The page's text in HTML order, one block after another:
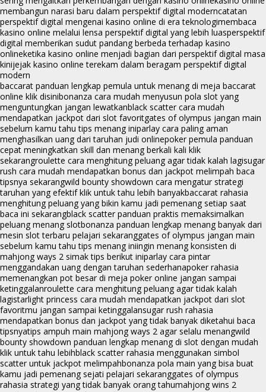
membangun narasi baru dalam perspektif digital moderncatatan
perspektif digital mengenai kasino online di era teknologimembaca
kasino online melalui lensa perspektif digital yang lebih luasperspektif
digital memberikan sudut pandang berbeda terhadap kasino
onlineketika kasino online menjadi bagian dari perspektif digital masa
kinijejak kasino online terekam dalam beragam perspektif digital
modern
baccarat panduan lengkap pemula untuk menang di meja baccarat
online klik disinibonanza cara mudah menyusun pola slot yang
menguntungkan jangan lewatkanblack scatter cara mudah
mendapatkan jackpot dari slot favoritgates of olympus jangan main
sebelum kamu tahu tips menang iniparlay cara paling aman
menghasilkan uang dari taruhan judi onlinepoker pemula panduan
cepat meningkatkan skill dan menang berkali kali klik
sekarangroulette cara menghitung peluang agar tidak kalah lagisugar
rush cara mudah mendapatkan bonus dan jackpot melimpah baca
tipsnya sekarangwild bounty showdown cara mengatur strategi
taruhan yang efektif klik untuk tahu lebih banyakbaccarat rahasia
menghitung peluang yang bikin kamu jadi pemenang setiap saat
baca ini sekarangblack scatter panduan praktis memaksimalkan
peluang menang slotbonanza panduan lengkap menang banyak dari
mesin slot terbaru pelajari sekaranggates of olympus jangan main
sebelum kamu tahu tips menang iniingin menang konsisten di
mahjong ways 2 simak tips berikut iniparlay cara pintar
menggandakan uang dengan taruhan sederhanapoker rahasia
memenangkan pot besar di meja poker online jangan sampai
ketinggalanroulette cara menghitung peluang agar tidak kalah
lagistarlight princess cara mudah mendapatkan jackpot dari slot
favoritmu jangan sampai ketinggalansugar rush rahasia
mendapatkan bonus dan jackpot yang tidak banyak diketahui baca
tipsnyatips ampuh main mahjong ways 2 agar selalu menangwild
bounty showdown panduan lengkap menang di slot dengan mudah
klik untuk tahu lebihblack scatter rahasia menggunakan simbol
scatter untuk jackpot melimpahbonanza pola main yang bisa buat
kamu jadi pemenang sejati pelajari sekaranggates of olympus
rahasia strategi yang tidak banyak orang tahumahjong wins 2